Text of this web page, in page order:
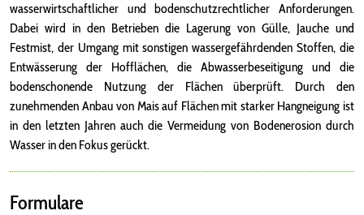
wasserwirtschaftlicher und bodenschutzrechtlicher Anforderungen.
Dabei wird in den Betrieben die Lagerung von Gülle, Jauche und
Festmist, der Umgang mit sonstigen wassergefährdenden Stoffen, die
Entwässerung der Hofflächen, die Abwasserbeseitigung und die
bodenschonende Nutzung der Flächen überprüft. Durch den
zunehmenden Anbau von Mais auf Flächen mit starker Hangneigung ist
in den letzten Jahren auch die Vermeidung von Bodenerosion durch
Wasser in den Fokus gerückt.
Formulare